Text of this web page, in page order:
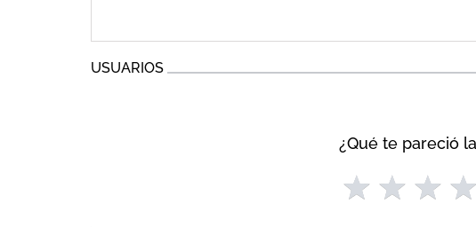
USUARIOS
¿Qué te pareció